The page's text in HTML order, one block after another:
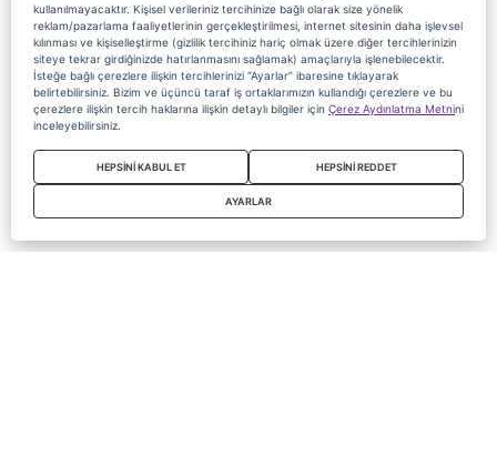
kullanılmayacaktır. Kişisel verileriniz tercihinize bağlı olarak size yönelik
reklam/pazarlama faaliyetlerinin gerçekleştirilmesi, internet sitesinin daha işlevsel
kılınması ve kişiselleştirme (gizlilik tercihiniz hariç olmak üzere diğer tercihlerinizin
siteye tekrar girdiğinizde hatırlanmasını sağlamak) amaçlarıyla işlenebilecektir.
İsteğe bağlı çerezlere ilişkin tercihlerinizi “Ayarlar” ibaresine tıklayarak
belirtebilirsiniz. Bizim ve üçüncü taraf iş ortaklarımızın kullandığı çerezlere ve bu
çerezlere ilişkin tercih haklarına ilişkin detaylı bilgiler için Çerez Aydınlatma Metnini
inceleyebilirsiniz.
HEPSİNİ KABUL ET HEPSİNİ REDDET
AYARLAR